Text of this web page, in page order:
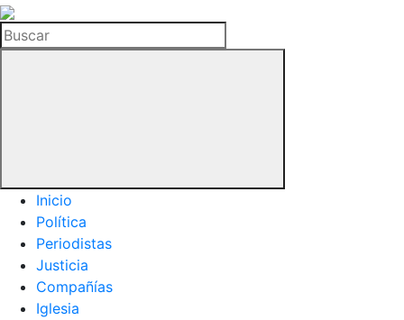
La
Hemeroteca
del
Buscar
Inicio
Política
Periodistas
Justicia
Compañías
Iglesia